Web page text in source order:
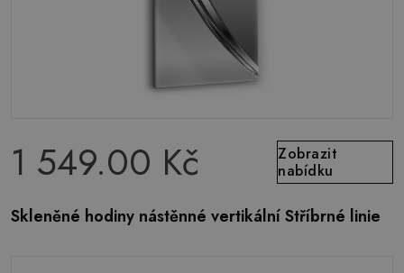
1 549.00 Kč
Zobrazit
nabídku
Skleněné hodiny nástěnné vertikální Stříbrné linie